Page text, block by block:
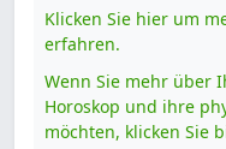
Klicken Sie hier um
erfahren.
Wenn Sie mehr über
Horoskop und ihre
möchten, klicken Sie